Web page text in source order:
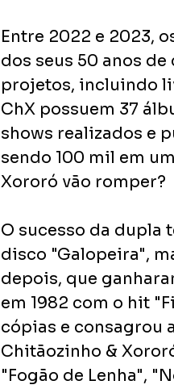
Entre 2022 e 2023,
dos seus 50 anos
projetos, incluindo
ChX possuem 37
shows realizados e
sendo 100 mil em
Xororó vão romper?
O sucesso da dupla
disco "Galopeira",
depois, que
em 1982 com o hit
cópias e consagrou
Chitãozinho &
"Fogão de Lenha",